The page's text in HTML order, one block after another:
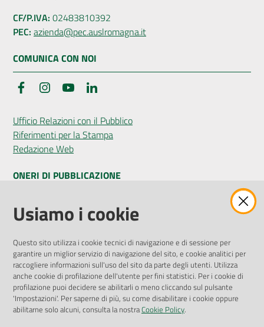
CF/P.IVA: 02483810392
PEC: azienda@pec.auslromagna.it
COMUNICA CON NOI
FacebookInstagramYouTube
Ufficio Relazioni con il Pubblico
Riferimenti per la Stampa
Redazione Web
ONERI DI PUBBLICAZIONE
Amministrazione Trasparente
Pubblicità legale
Privacy Policy
Attuazione Misure PNRR
Liste di Attesa
ENTI, IMPRESE E PARTNER
Usiamo i cookie
Questo sito utilizza i cookie tecnici di navigazione e di sessione per
garantire un miglior servizio di navigazione del sito, e cookie analitici per
raccogliere informazioni sull'uso del sito da parte degli utenti. Utilizza
anche cookie di profilazione dell'utente per fini statistici. Per i cookie di
profilazione puoi decidere se abilitarli o meno cliccando sul pulsante
'Impostazioni'. Per saperne di più, su come disabilitare i cookie oppure
abilitarne solo alcuni, consulta la nostraCookie Policy.